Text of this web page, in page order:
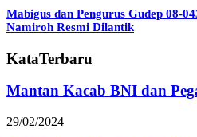
Mabigus dan Pengurus Gudep 08-
Namiroh Resmi Dilantik
KataTerbaru
Mantan Kacab BNI dan
29/02/2024